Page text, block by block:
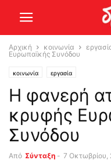
Αρχική κοινωνία
Ευρωπαϊκής Συνόδου
κοινωνία εργασία
Η φανερή
κρυφής
Συνόδου
Από Σύνταξη - 7 Οκτωβρίου,